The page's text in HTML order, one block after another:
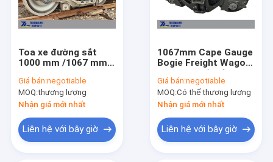
Toa xe đường sắt
1000 mm /1067 mm /
Bogie đường sắt
Giá bán:negotiable
MOQ:thương lượng
Nhận giá mới nhất
Liên hệ với bây giờ
1067mm Cape Gauge
Bogie Freight Wagon
Bán kính đường cong
nhỏ
Giá bán:negotiable
MOQ:Có thể thương lượng
Nhận giá mới nhất
Liên hệ với bây giờ